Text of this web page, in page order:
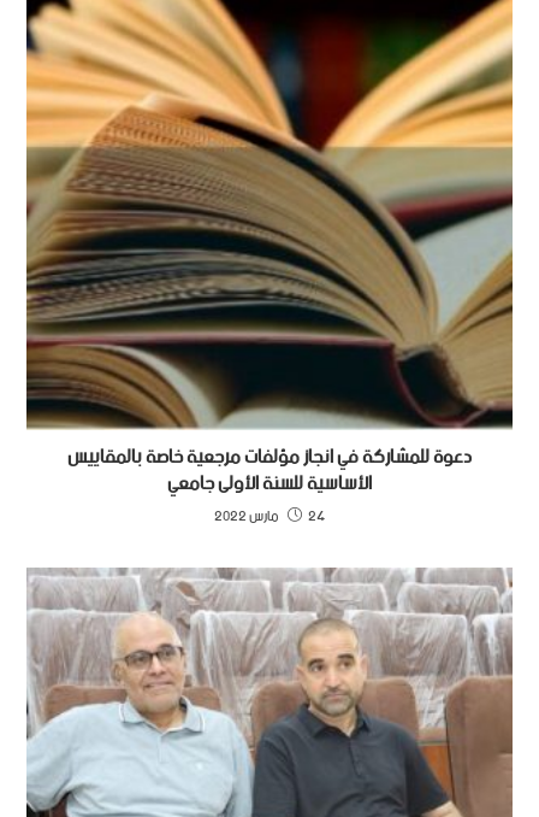
دعوة للمشاركة في انجاز مؤلفات مرجعية خاصة بالمقاييس
الأساسية للسنة الأولى جامعي
24 مارس 2022